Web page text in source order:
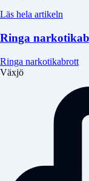
Läs hela artikeln
Ringa
Ringa narkotikabrott
Växjö